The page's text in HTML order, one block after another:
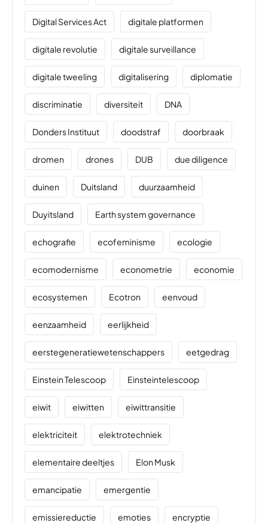
Digital Services Act digitale platformen
digitale revolutie digitale surveillance
digitale tweeling digitalisering diplomatie
discriminatie diversiteit DNA
Donders Instituut doodstraf doorbraak
dromen drones DUB due diligence
duinen Duitsland duurzaamheid
Duyitsland Earth system governance
echografie ecofeminisme ecologie
ecomodernisme econometrie economie
ecosystemen Ecotron eenvoud
eenzaamheid eerlijkheid
eerstegeneratiewetenschappers eetgedrag
Einstein Telescoop Einsteintelescoop
eiwit eiwitten eiwittransitie
elektriciteit elektrotechniek
elementaire deeltjes Elon Musk
emancipatie emergentie
emissiereductie emoties encryptie